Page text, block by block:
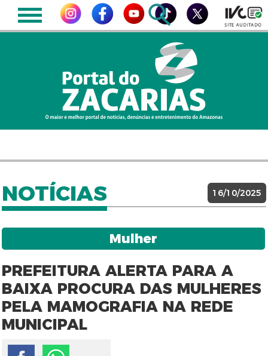
NOTÍCIAS 16/10/2025
Mulher
PREFEITURA ALERTA PARA A
BAIXA PROCURA DAS MULHERES
PELA MAMOGRAFIA NA REDE
MUNICIPAL